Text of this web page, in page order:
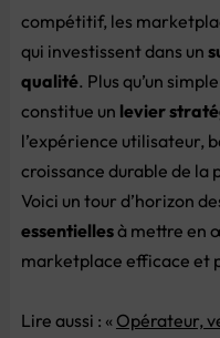
compétitif, les
qui investissent dans un
qualité. Plus qu’un
constitue un levier
l’expérience utilisateur,
croissance durable de la
Voici un tour d’horizon
essentiellesà mettre en
marketplace efficace et
Lire aussi : « Opérateur,